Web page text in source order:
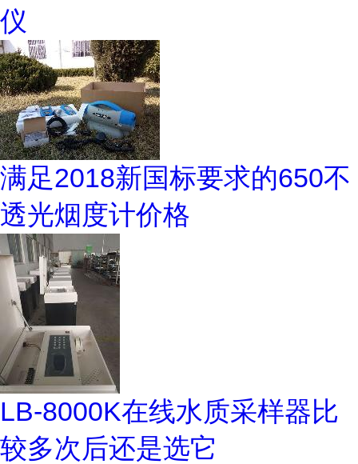
仪
满足2018新国标要求的650不
透光烟度计价格
LB-8000K在线水质采样器比
较多次后还是选它